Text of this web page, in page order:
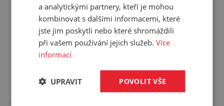
Služby
Tento výrobek pro vás upravíme na míru. Konkrétní
specifikaci budete moci upřesnit v poznámce u
objednávky.
a analytickými partnery, kteří je mohou
kombinovat s dalšími informacemi, které
jste jim poskytli nebo které shromáždili
při vašem používání jejich služeb.Více
informací
POVOLIT VŠE
UPRAVIT